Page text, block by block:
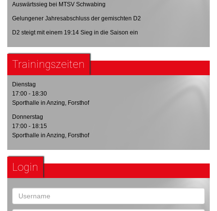
Auswärtssieg bei MTSV Schwabing
Gelungener Jahresabschluss der gemischten D2
D2 steigt mit einem 19:14 Sieg in die Saison ein
Trainingszeiten
Dienstag
17:00 - 18:30
Sporthalle in Anzing, Forsthof
Donnerstag
17:00 - 18:15
Sporthalle in Anzing, Forsthof
Login